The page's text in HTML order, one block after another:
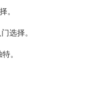
。
选择。
。